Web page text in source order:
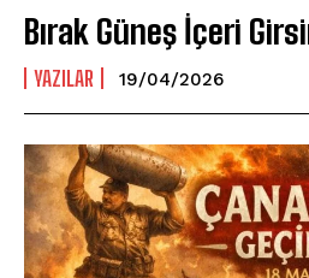
Bırak Güneş İçeri
YAZILAR 19/04/2026